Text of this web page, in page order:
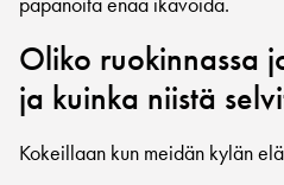
Oliko ruokinnassa
ja kuinka niistä
Kokeillaan kun meidän kylän